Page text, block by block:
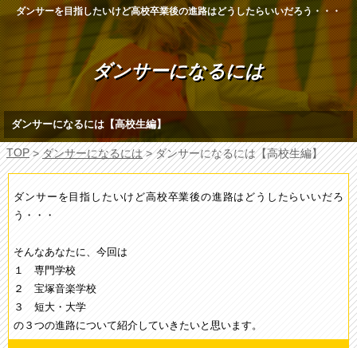
ダンサーを目指したいけど高校卒業後の進路はどうしたらいいだろう・・・
ダンサーになるには
ダンサーになるには【高校生編】
TOP>ダンサーになるには> ダンサーになるには【高校生編】
ダンサーを目指したいけど高校卒業後の進路はどうしたらいいだろ
う・・・
そんなあなたに、今回は
１ 専門学校
２ 宝塚音楽学校
３ 短大・大学
の３つの進路について紹介していきたいと思います。